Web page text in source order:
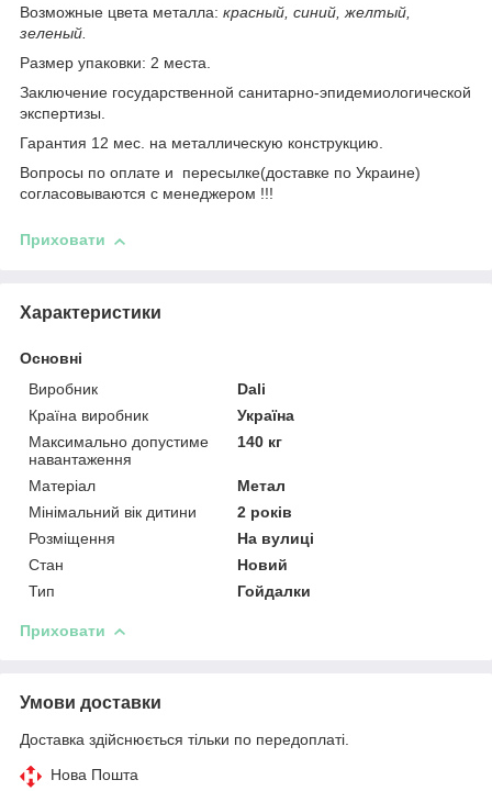
Возможные цвета металла: красный, синий, желтый,
зеленый.
Размер упаковки: 2 места.
Заключение государственной санитарно-эпидемиологической
экспертизы.
Гарантия 12 мес. на металлическую конструкцию.
Вопросы по оплате и пересылке(доставке по Украине)
согласовываются с менеджером !!!
Приховати
Характеристики
Основні
Виробник
Dali
Країна виробник
Україна
Максимально допустиме
навантаження
140 кг
Матеріал
Метал
Мінімальний вік дитини
2 років
Розміщення
На вулиці
Стан
Новий
Тип
Гойдалки
Приховати
Умови доставки
Доставка здійснюється тільки по передоплаті.
Нова Пошта